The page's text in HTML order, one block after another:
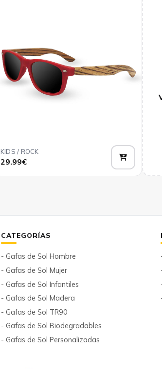
KIDS / ROCK
29.99€ Añadir
CATEGORÍAS
- Gafas de Sol Hombre
- Gafas de Sol Mujer
- Gafas de Sol Infantiles
- Gafas de Sol Madera
- Gafas de Sol TR90
- Gafas de Sol Biodegradables
- Gafas de Sol Personalizadas